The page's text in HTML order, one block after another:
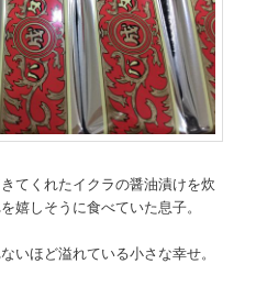
てくれたイクラの醤油漬けを炊
嬉しそうに食べていた息子。
いほど溢れている小さな幸せ。